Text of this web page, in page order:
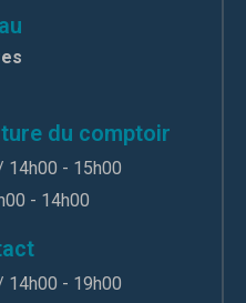
du comptoir
14h00 - 15h00
- 14h00
14h00 - 19h00